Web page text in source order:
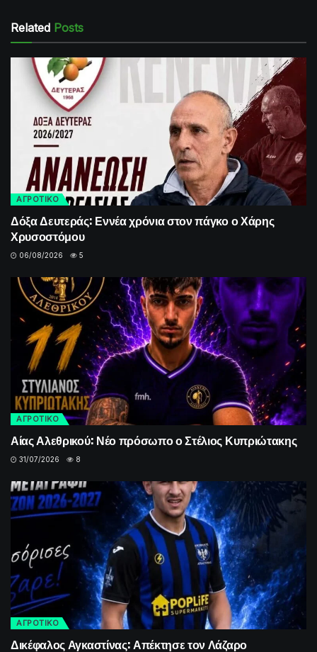
Related Posts
ΑΓΡΟΤΙΚΟ
Δόξα Δευτεράς: Εννέα χρόνια στον πάγκο ο Χάρης
Χρυσοστόμου
06/08/2026 5
ΑΓΡΟΤΙΚΟ
Αίας Αλεθρικού: Νέο πρόσωπο ο Στέλιος Κυπριώτακης
31/07/2026 8
ΑΓΡΟΤΙΚΟ
Δικέφαλος Αγκαστίνας: Απέκτησε τον Λάζαρο